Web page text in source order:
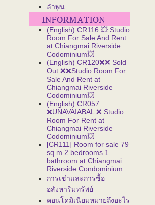
ลำพูน
(English) CR116 💥 Studio
Room For Sale And Rent
at Chiangmai Riverside
Codominium💥
(English) CR120❌❌ Sold
Out ❌❌Studio Room For
Sale And Rent at
Chiangmai Riverside
Codominium💥
(English) CR057
❌UNAVAIABAL ❌ Studio
Room For Rent at
Chiangmai Riverside
Codominium💥
[CR111] Room for sale 79
sq.m 2 bedrooms 1
bathroom at Chiangmai
Riverside Condominium.
การเช่าและการซื้อ
อสังหาริมทรัพย์
คอนโดมิเนียมหมายถึงอะไร